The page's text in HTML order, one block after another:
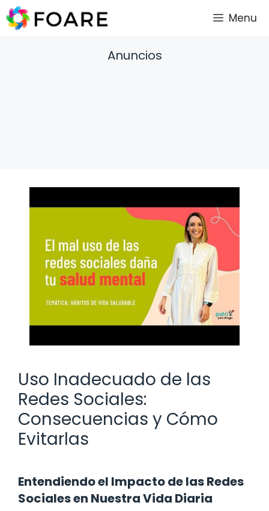
Saltar
al
Menu
Anuncios
Uso Inadecuado de las
Redes Sociales:
Consecuencias y Cómo
Evitarlas
Entendiendo el Impacto de las Redes
Sociales en Nuestra Vida Diaria